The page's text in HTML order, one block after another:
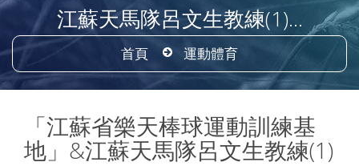
江蘇天馬隊呂文生教練(1)...
首頁 運動體育
「江蘇省樂天棒球運動訓練基
地」&江蘇天馬隊呂文生教練(1)